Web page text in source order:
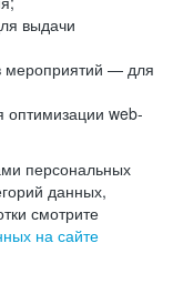
выдачи
мероприятий — для
web-
персональных
данных,
смотрите
на сайте